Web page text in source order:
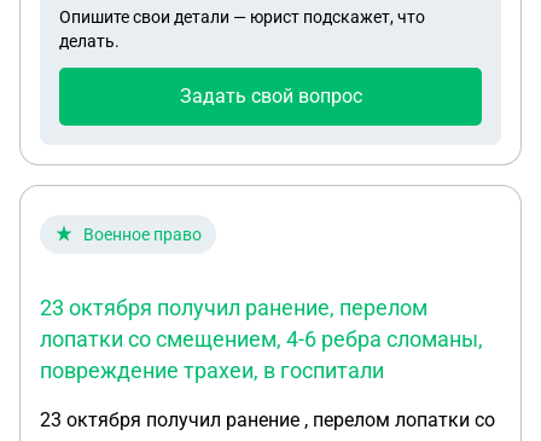
Опишите свои детали — юрист подскажет, что
делать.
Задать свой вопрос
Военное право
23 октября получил ранение, перелом
лопатки со смещением, 4-6 ребра сломаны,
повреждение трахеи, в госпитали
23 октября получил ранение , перелом лопатки со